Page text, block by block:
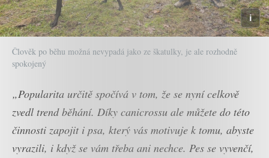
Člověk po běhu možná nevypadá jako ze škatulky, je ale rozhodně
spokojený
„Popularita určitě spočívá v tom, že se nyní celkově
zvedl trend běhání. Díky canicrossu ale můžete do této
činnosti zapojit i psa, který vás motivuje k tomu, abyste
vyrazili, i když se vám třeba ani nechce. Pes se vyvenčí,